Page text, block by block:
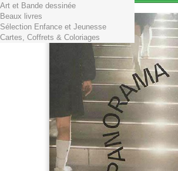
Art et Bande dessinée
Beaux livres
Sélection Enfance et Jeunesse
Cartes, Coffrets & Coloriages